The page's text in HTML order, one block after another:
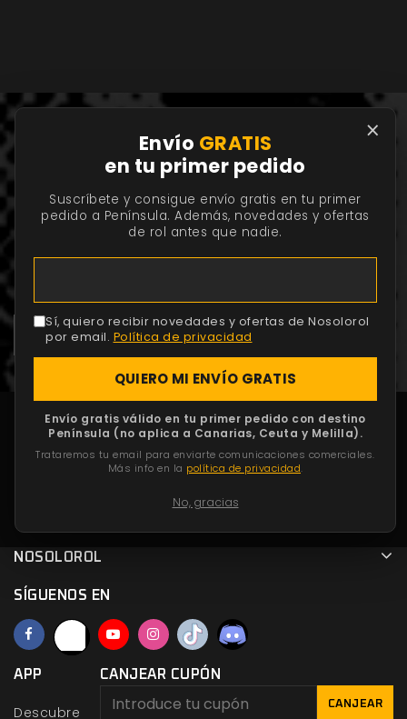
ÚLTIMAS NOTICIAS Y ACTUALIZACIONES
Suscríbete al boletín para recibir noticias sobre tus
DÓNDE ENCONTRARNOS
NOSOLOROL
SÍGUENOS EN
APP
Descubre
CANJEAR CUPÓN
CANJEAR
×
Envío GRATIS
en tu primer pedido
Suscríbete y consigue envío gratis en tu primer
pedido a Península. Además, novedades y ofertas
de rol antes que nadie.
Sí, quiero recibir novedades y ofertas de Nosolorol
por email. Política de privacidad
QUIERO MI ENVÍO GRATIS
Envío gratis válido en tu primer pedido con destino
Península (no aplica a Canarias, Ceuta y Melilla).
Trataremos tu email para enviarte comunicaciones comerciales.
Más info en la política de privacidad.
No, gracias